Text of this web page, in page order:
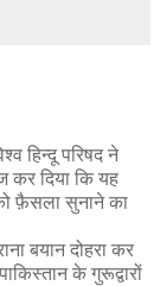
हिन्दू परिषद ने
कर दिया कि यह
फ़ैसला सुनाने का
बयान दोहरा कर
के गुरूद्वारों